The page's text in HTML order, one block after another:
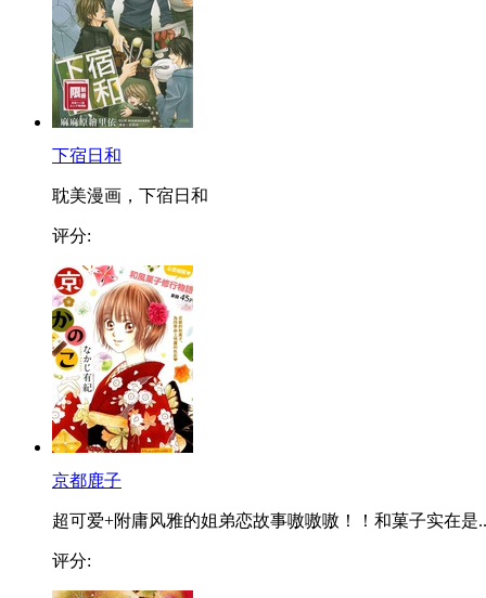
下宿日和
耽美漫画，下宿日和
评分:
京都鹿子
超可爱+附庸风雅的姐弟恋故事嗷嗷嗷！！和菓子实在是
评分: